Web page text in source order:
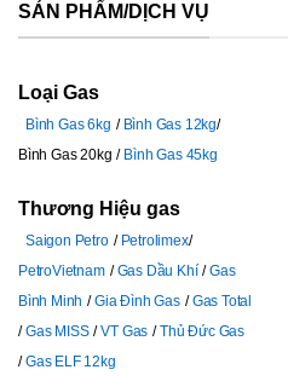
SẢN PHẨM/DỊCH VỤ
Loại Gas
Bình Gas 6kg
Bình Gas 12kg
Bình Gas 20kg
Bình Gas 45kg
Thương Hiệu gas
Saigon Petro
Petrolimex
PetroVietnam
Gas Dầu Khí
Gas
Bình Minh
Gia Đình Gas
Gas Total
Gas MISS
VT Gas
Thủ Đức Gas
Gas ELF 12kg